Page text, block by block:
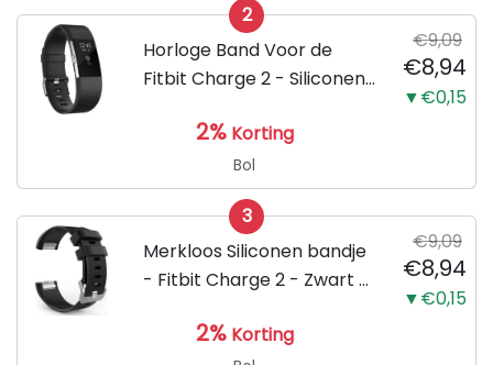
2
Horloge Band Voor de
Fitbit Charge 2 - Siliconen
Armband Large - Geschikt
voor de Activity Tracker /
Polsband / Strap Band /...
€9,09
€8,94
▼€0,15
2% Korting
Bol
3
Merkloos Siliconen bandje
- Fitbit Charge 2 - Zwart -
€9,09
€8,94
▼€0,15
2% Korting